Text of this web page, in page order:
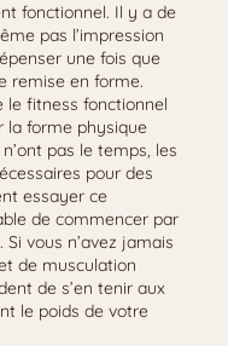
fonctionnel. Il y a de
pas l’impression
une fois que
remise en forme.
le fitness fonctionnel
la forme physique
pas le temps, les
pour des
essayer ce
de commencer par
vous n’avez jamais
de musculation
de s’en tenir aux
le poids de votre